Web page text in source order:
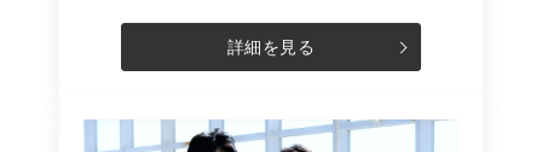
詳細を見る